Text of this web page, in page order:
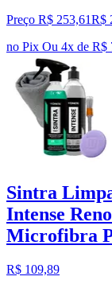
Preço R$ 253,61R$
no Pix Ou 4x de R$
Sintra
Intense
Microfibra
R$ 109,89